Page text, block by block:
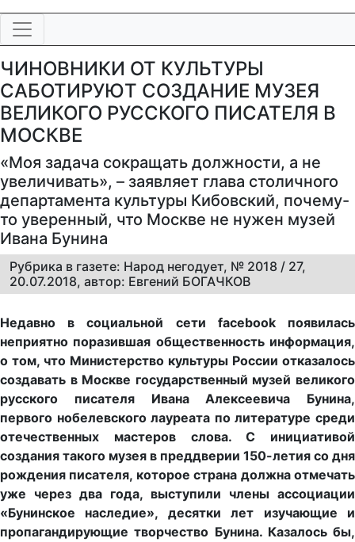
ЧИНОВНИКИ ОТ КУЛЬТУРЫ
САБОТИРУЮТ СОЗДАНИЕ МУЗЕЯ
ВЕЛИКОГО РУССКОГО ПИСАТЕЛЯ В
МОСКВЕ
«Моя задача сокращать должности, а не
увеличивать», – заявляет глава столичного
департамента культуры Кибовский, почему-
то уверенный, что Москве не нужен музей
Ивана Бунина
Рубрика в газете: Народ негодует, № 2018 / 27,
20.07.2018, автор: Евгений БОГАЧКОВ
Недавно в социальной сети facebook появилась
неприятно поразившая общественность информация,
о том, что Министерство культуры России отказалось
создавать в Москве государственный музей великого
русского писателя Ивана Алексеевича Бунина,
первого нобелевского лауреата по литературе среди
отечественных мастеров слова. С инициативой
создания такого музея в преддверии 150-летия со дня
рождения писателя, которое страна должна отмечать
уже через два года, выступили члены ассоциации
«Бунинское наследие», десятки лет изучающие и
пропагандирующие творчество Бунина. Казалось бы,